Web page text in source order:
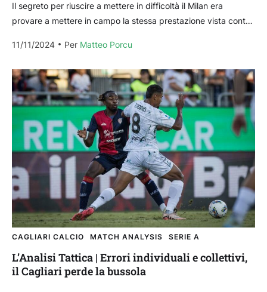
Il segreto per riuscire a mettere in difficoltà il Milan era
provare a mettere in campo la stessa prestazione vista contro
11/11/2024
Per Matteo Porcu
CAGLIARI CALCIO MATCH ANALYSIS SERIE A
L’Analisi Tattica | Errori individuali e collettivi,
il Cagliari perde la bussola